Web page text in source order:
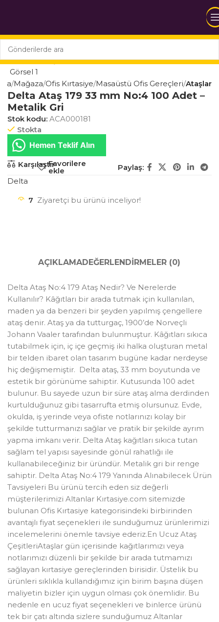
Mağaza Ofis Kırtasiye Masaüstü Ofis Gereçleri Ataşlar
Delta Ataş 179 33 mm No:4 100 Adet –
Metalik Gri
Stok kodu: ACA000181
Stokta
Hemen Teklif Alın
KarşılaştırFavorilere
ekle
Paylaş:
Delta
7 Ziyaretçi bu ürünü inceliyor!
AÇIKLAMADEĞERLENDIRMELER (0)
Delta Ataş No:4 179 Ataş Nedir? Ve Nerelerde
Kullanılır? Kâğıtları bir arada tutmak için kullanılan,
maden ya da benzeri bir şeyden yapılmış çengellere
ataş denir. Ataş ya da tutturgaç, 1900’de Norveçli
Johann Vaaler tarafından bulunmuştur. Kâğıtları sıkıca
tutabilmek için, iç içe geçmiş iki halka oluşturan metal
bir telden ibaret olan tasarım bugüne kadar nerdeyse
hiç değişmemiştir. Delta ataş, 33 mm boyutunda ve
estetik bir görünüme sahiptir. Kutusunda 100 adet
bulunur. Bu sayede uzun bir süre ataş alma derdinden
kurtulduğunuz gibi tasarrufta etmiş olursunuz. Evde,
okulda, iş yerinde veya ofiste notlarınızı kolay bir
şekilde tutturmanızı sağlar ve pratik bir şekilde ayrım
yapma imkanı verir. Delta Ataş kağıtları sıkıca tutan
sağlam tel yapısı sayesinde gönül rahatlığı ile
kullanabileceğiniz bir üründür. Metalik gri bir renge
sahiptir. Delta Ataş No:4 179 Yanında Alınabilecek Ürün
Tavsiyeleri Bu ürünü tercih eden siz değerli
müşterilerimizi Altanlar Kırtasiye.com sitemizde
bulunan Ofis Kırtasiye kategorisindeki birbirinden
avantajlı fiyat seçenekleri ile sunduğumuz ürünlerimizi
incelemelerini önemle tavsiye ederiz.En Ucuz Ataş
ÇeşitleriAtaşlar gün içerisinde kağıtlarımızı veya
notlarımızı düzenli bir şekilde bir arada tutmamızı
sağlayan kırtasiye gereçlerinden birisidir. Üstelik bu
ürünleri sıklıkla kullandığımız için birim başına düşen
maliyetin bizler için uygun olması çok önemlidir. Bu
nedenle en ucuz fiyat seçenekleri ve binlerce ürünü
tek bir çatı altında sizlere sunduğumuz Altanlar